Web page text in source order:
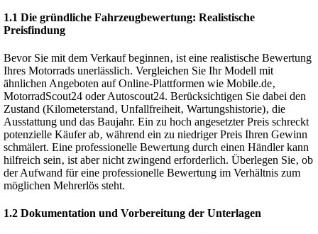
1.1 Die gründliche Fahrzeugbewertung: Realistische
Preisfindung
Bevor Sie mit dem Verkauf beginnen‚ ist eine realistische Bewertung
Ihres Motorrads unerlässlich. Vergleichen Sie Ihr Modell mit
ähnlichen Angeboten auf Online-Plattformen wie Mobile.de‚
MotorradScout24 oder Autoscout24. Berücksichtigen Sie dabei den
Zustand (Kilometerstand‚ Unfallfreiheit‚ Wartungshistorie)‚ die
Ausstattung und das Baujahr. Ein zu hoch angesetzter Preis schreckt
potenzielle Käufer ab‚ während ein zu niedriger Preis Ihren Gewinn
schmälert. Eine professionelle Bewertung durch einen Händler kann
hilfreich sein‚ ist aber nicht zwingend erforderlich. Überlegen Sie‚ ob
der Aufwand für eine professionelle Bewertung im Verhältnis zum
möglichen Mehrerlös steht.
1.2 Dokumentation und Vorbereitung der Unterlagen